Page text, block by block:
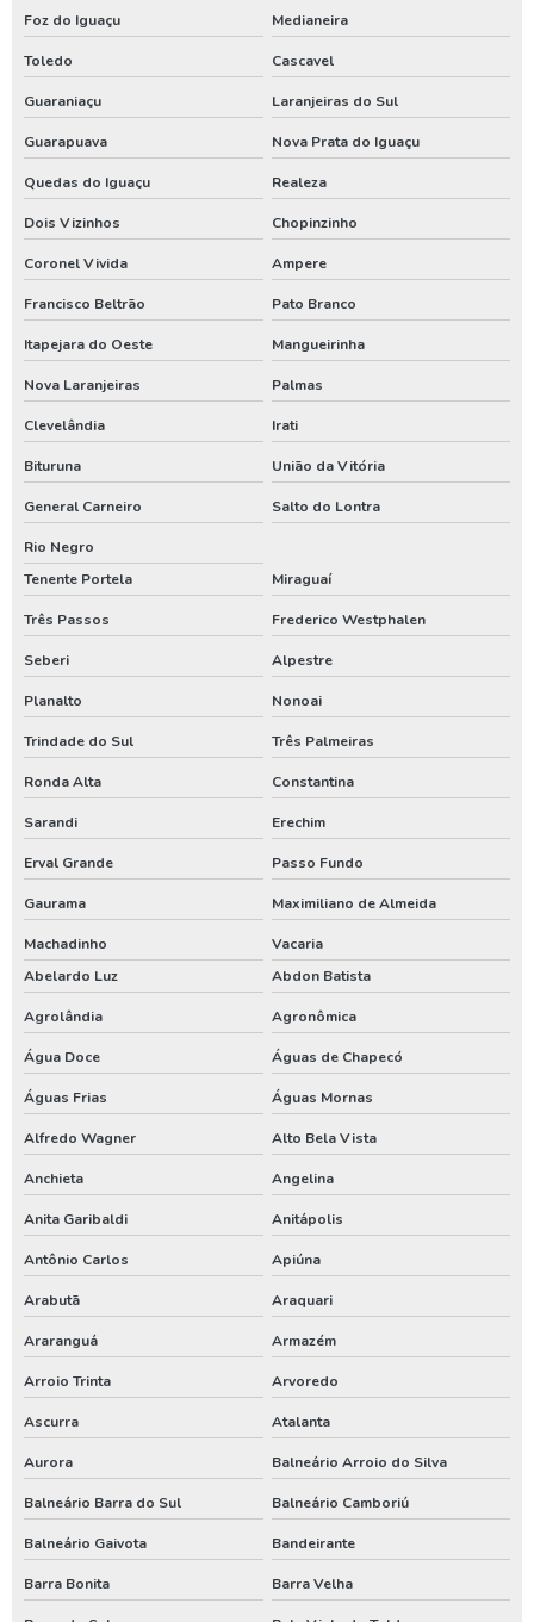
Outorga para perfuração de poço artesiano
Perfuração de poço
Perfuração de poço artesiano
Perfuração de poço artesiano água
Perfuração de poço artesianos melhor preço
Perfuração de poço preço
Perfuração de poço profundo
Perfuração de poço tubular
Perfuração de poço tubular profundo
Perfuração poço artesiano projeto
Perfurar poço artesiano
Perfurar poço artesiano preço
Perfurar poço artesiano quanto custa
Poço artesiano custo
Poço artesiano orçamento
Poço artesiano para irrigação
Poço artesiano perfuração
Poço artesiano preço por metro
Poço artesiano quanto custa
Poço artesiano tubular
Poço artesiano valor metro
Poço de água artesiano
Poço de água potável
Preço para perfuração de poço artesiano
Quanto custa uma outorga de poço artesiano
Renovação de outorga de poço
Renovação de outorga de poço artesiano
Foz do Iguaçu Medianeira
Toledo Cascavel
Guaraniaçu Laranjeiras do Sul
Guarapuava Nova Prata do Iguaçu
Quedas do Iguaçu Realeza
Dois Vizinhos Chopinzinho
Coronel Vivida Ampere
Francisco Beltrão Pato Branco
Itapejara do Oeste Mangueirinha
Nova Laranjeiras Palmas
Clevelândia Irati
Bituruna União da Vitória
General Carneiro Salto do Lontra
Rio Negro
Tenente Portela
Miraguaí
Três Passos Frederico Westphalen
Seberi Alpestre
Planalto Nonoai
Trindade do Sul Três Palmeiras
Ronda Alta Constantina
Sarandi Erechim
Erval Grande Passo Fundo
Gaurama Maximiliano de Almeida
Machadinho
Vacaria
Abelardo Luz
Abdon Batista
Agrolândia Agronômica
Água Doce Águas de Chapecó
Águas Frias Águas Mornas
Alfredo Wagner Alto Bela Vista
Anchieta Angelina
Anita Garibaldi Anitápolis
Antônio Carlos Apiúna
Arabutã Araquari
Araranguá Armazém
Arroio Trinta Arvoredo
Ascurra Atalanta
Aurora Balneário Arroio do Silva
Balneário Barra do Sul Balneário Camboriú
Balneário Gaivota Bandeirante
Barra Bonita Barra Velha